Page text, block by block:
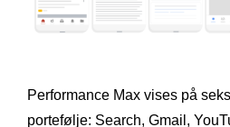
Performance Max vises på
portefølje: Search, Gmail,